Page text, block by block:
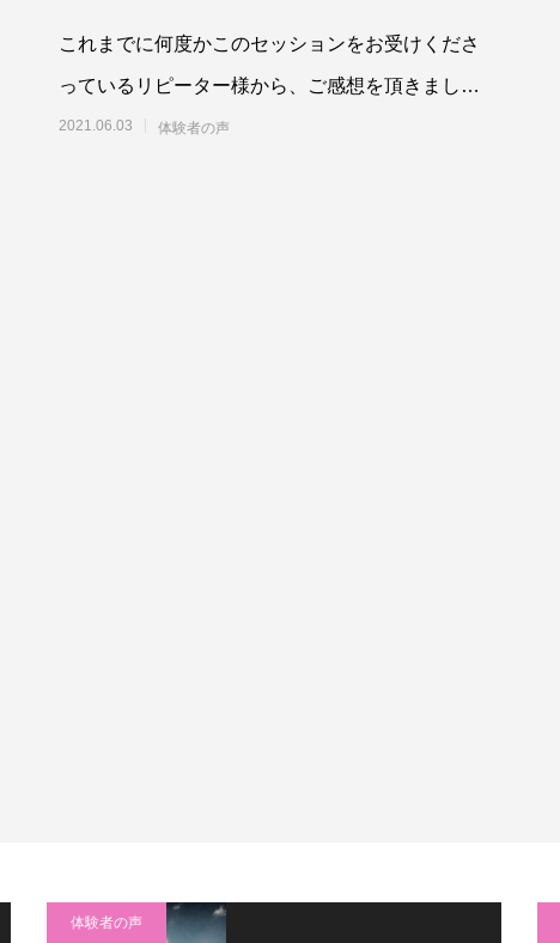
これまでに何度かこのセッションをお受けくださ
っているリピーター様から、ご感想を頂きまし
た。今回も、更に根深いところにあった諸々がク
2021.06.03 体験者の声
体験者の声